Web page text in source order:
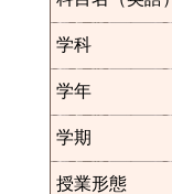
学科
学年
学期
授業形態